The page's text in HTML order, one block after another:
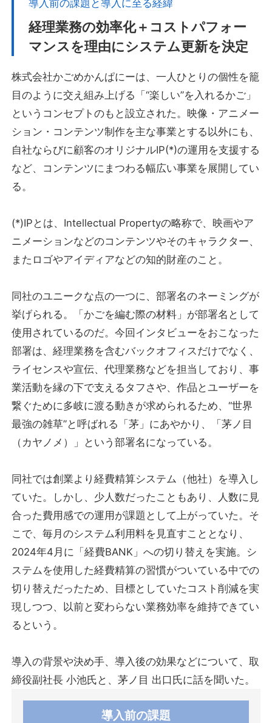
導入前の課題と導入に至る経緯
経理業務の効率化＋コストパフォー
マンスを理由にシステム更新を決定
株式会社かごめかんぱにーは、一人ひとりの個性を籠
目のように交え組み上げる「“楽しい”を入れるかご」
というコンセプトのもと設立された。映像・アニメー
ション・コンテンツ制作を主な事業とする以外にも、
自社ならびに顧客のオリジナルIP(*)の運用を支援する
など、コンテンツにまつわる幅広い事業を展開してい
る。
(*)IPとは、Intellectual Propertyの略称で、映画やア
ニメーションなどのコンテンツやそのキャラクター、
またロゴやアイディアなどの知的財産のこと。
同社のユニークな点の一つに、部署名のネーミングが
挙げられる。「かごを編む際の材料」が部署名として
使用されているのだ。今回インタビューをおこなった
部署は、経理業務を含むバックオフィスだけでなく、
ライセンスや宣伝、代理業務などを担当しており、事
業活動を縁の下で支えるタフさや、作品とユーザーを
繋ぐために多岐に渡る動きが求められるため、“世界
最強の雑草”と呼ばれる「茅」にあやかり、「茅ノ目
（カヤノメ）」という部署名になっている。
同社では創業より経費精算システム（他社）を導入し
ていた。しかし、少人数だったこともあり、人数に見
合った費用感での運用が課題として上がっていた。そ
こで、毎月のシステム利用料を見直すこととなり、
2024年4月に「経費BANK」への切り替えを実施。シ
ステムを使用した経費精算の習慣がついている中での
切り替えだったため、目標としていたコスト削減を実
現しつつ、以前と変わらない業務効率を維持できてい
るという。
導入の背景や決め手、導入後の効果などについて、取
締役副社長 小池氏と、茅ノ目 出口氏に話を聞いた。
導入前の課題